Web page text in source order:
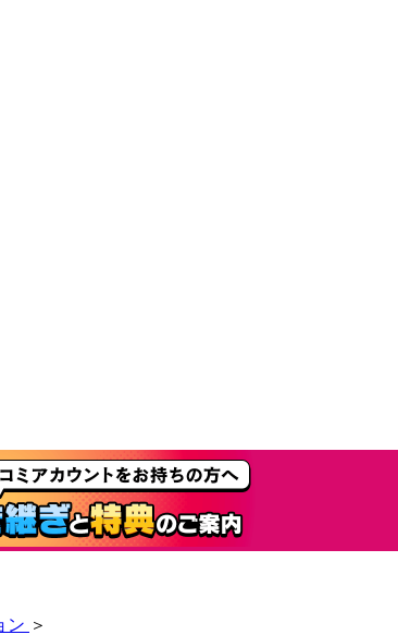
ン ＞